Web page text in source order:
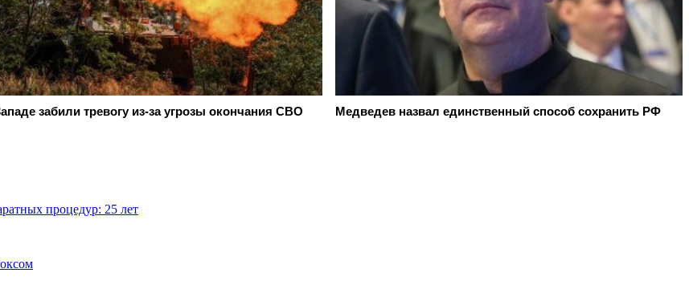
забили тревогу из-за угрозы окончания СВО Медведев назвал единственный способ сохранить РФ
процедур: 25 лет